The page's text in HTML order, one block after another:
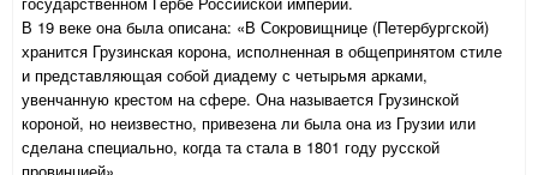
В 19 веке она была описана: «В Сокровищнице (Петербургской)
хранится Грузинская корона, исполненная в общепринятом стиле
и представляющая собой диадему с четырьмя арками,
увенчанную крестом на сфере. Она называется Грузинской
короной, но неизвестно, привезена ли была она из Грузии или
сделана специально, когда та стала в 1801 году русской
провинцией».